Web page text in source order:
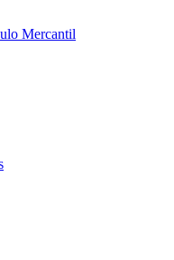
Mercantil